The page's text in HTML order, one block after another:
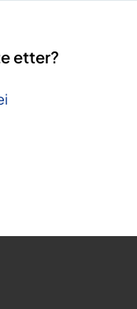
etter?